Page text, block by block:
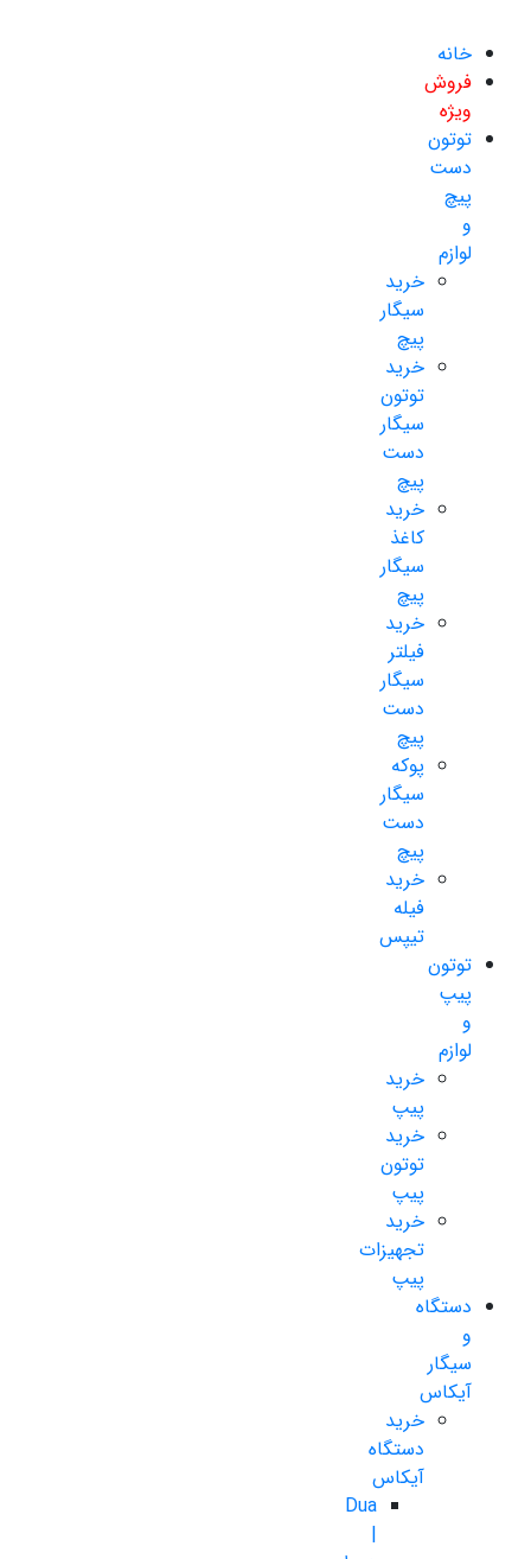
خانه
فروش
ویژه
توتون
دست
پیچ
و
لوازم
خرید
سیگار
پیچ
خرید
توتون
سیگار
دست
پیچ
خرید
کاغذ
سیگار
پیچ
خرید
فیلتر
سیگار
دست
پیچ
پوکه
سیگار
دست
پیچ
خرید
فیله
تیپس
توتون
پیپ
و
لوازم
خرید
پیپ
خرید
توتون
پیپ
خرید
تجهیزات
پیپ
دستگاه
و
سیگار
آیکاس
خرید
دستگاه
آیکاس
Dua
|